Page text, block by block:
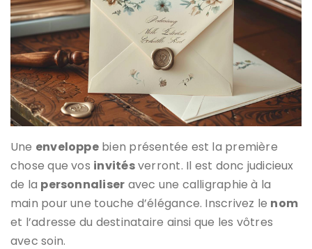
Une enveloppebien présentée est la première
chose que vos invitésverront. Il est donc judicieux
de la personnaliser avec une calligraphie à la
main pour une touche d’élégance. Inscrivez le nom
et l’adresse du destinataire ainsi que les vôtres
avec soin.